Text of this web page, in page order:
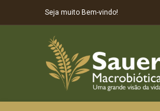
Seja muito Bem-vindo!